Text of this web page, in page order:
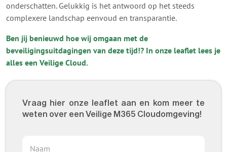
onderschatten. Gelukkig is het antwoord op het steeds
complexere landschap eenvoud en transparantie.
Ben jij benieuwd hoe wij omgaan met de
beveiligingsuitdagingen van deze tijd!? In onze leaflet lees je
alles een Veilige Cloud.
Vraag hier onze leaflet aan en kom meer te
weten over een Veilige M365 Cloudomgeving!